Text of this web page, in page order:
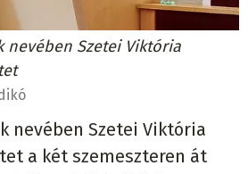
nevében Szetei Viktória
nevében Szetei Viktória
a két szemeszteren át